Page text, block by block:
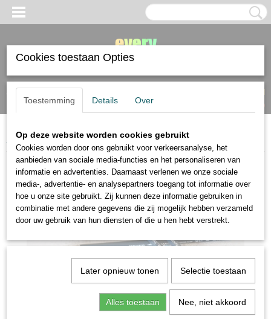
Inloggen Registreren
(0)
Home>Caran d'Ache>Caran d'Ache Edelweiss grafietpotlood 3B
Cookies toestaan Opties
Toestemming Details Over
Op deze website worden cookies gebruikt
Cookies worden door ons gebruikt voor verkeersanalyse, het
aanbieden van sociale media-functies en het personaliseren van
informatie en advertenties. Daarnaast verlenen we onze sociale
media-, advertentie- en analysepartners toegang tot informatie over
hoe u onze site gebruikt. Zij kunnen deze informatie gebruiken in
combinatie met andere gegevens die zij mogelijk hebben verzameld
door uw gebruik van hun diensten of die u hen hebt verstrekt.
Later opnieuw tonen Selectie toestaan
Alles toestaan Nee, niet akkoord